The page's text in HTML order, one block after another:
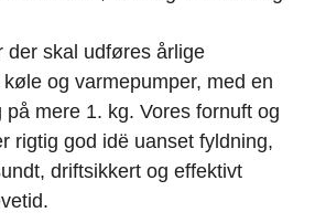
der skal udføres årlige
og varmepumper, med en
på mere 1. kg. Vores fornuft og
rigtig god idë uanset fyldning,
driftsikkert og effektivt